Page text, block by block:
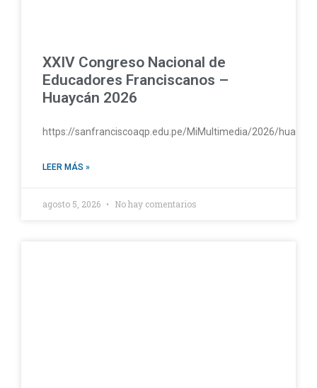
XXIV Congreso Nacional de
Educadores Franciscanos –
Huaycán 2026
https://sanfranciscoaqp.edu.pe/MiMultimedia/2026/
LEER MÁS »
agosto 5, 2026 No hay comentarios